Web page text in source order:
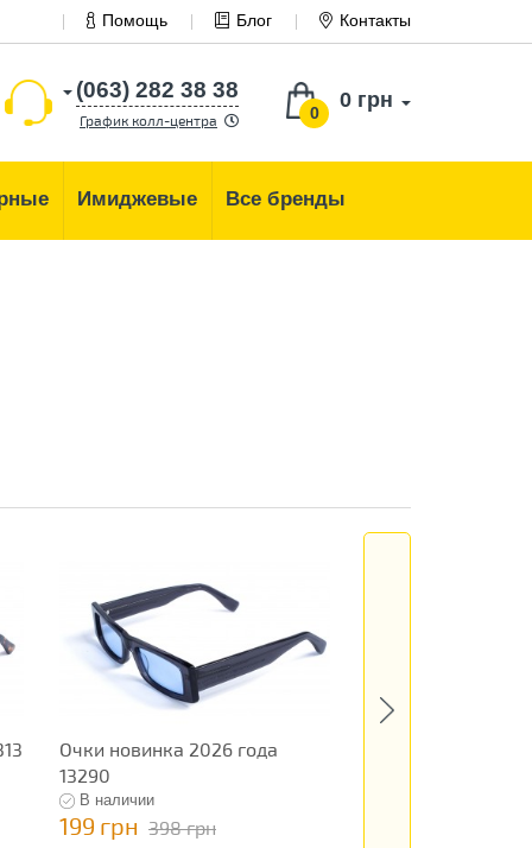
Помощь Блог Контакты
0
0 грн
(063) 282 38 38
График колл-центра
Имиджевые Все бренды
Очки новинка 2026 года
13290
В наличии
199 грн 398 грн